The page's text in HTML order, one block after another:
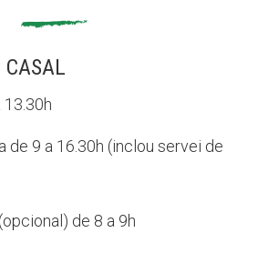
CASAL
13.30h
de 9 a 16.30h (inclou servei de
de 8 a 9h